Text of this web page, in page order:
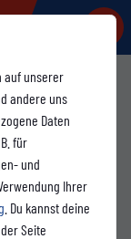
auf unserer
andere uns
Daten
für
und
Ihrer
. Du kannst deine
Seite